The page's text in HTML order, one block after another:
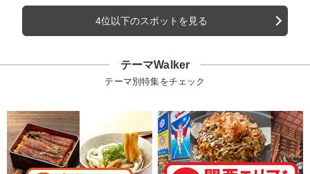
4位以下のスポットを見る
テーマWalker
テーマ別特集をチェック